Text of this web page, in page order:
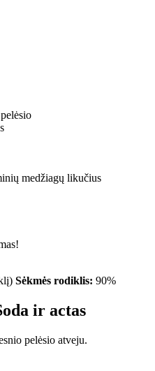
medžiagų likučius
Sėkmės rodiklis: 90%
ir actas
pelėsio atveju.